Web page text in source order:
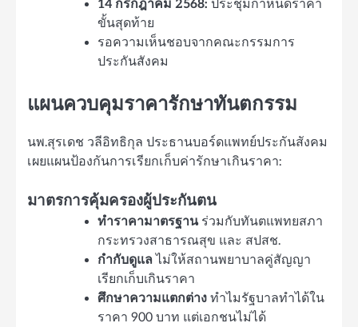
14 กรกฎาคม 2568: ประชุมกำหนดราคา
ขั้นสุดท้าย
รอความเห็นชอบจากคณะกรรมการ
ประกันสังคม
แผนควบคุมราคารักษาทันตกรรม
นพ.สุรเดช วลีอิทธิกุล ประธานบอร์ดแพทย์ประกันสังคม
เผยแผนป้องกันการเรียกเก็บค่ารักษาเกินราคา:
มาตรการคุ้มครองผู้ประกันตน
ทำราคามาตรฐานร่วมกับทันตแพทยสภา
กระทรวงสาธารณสุข และ สปสช.
กำกับดูแล ไม่ให้สถานพยาบาลคู่สัญญา
เรียกเก็บเกินราคา
ศึกษาความแตกต่าง ทำไมรัฐบาลทำได้ใน
ราคา 900 บาท แต่เอกชนไม่ได้